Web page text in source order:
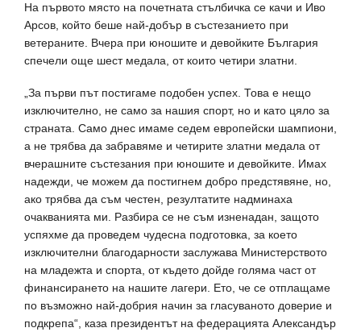
На първото място на почетната стълбичка се качи и Иво
Арсов, който беше най-добър в състезанието при
ветераните. Вчера при юношите и девойките България
спечели още шест медала, от които четири златни.
„За първи път постигаме подобен успех. Това е нещо
изключително, не само за нашия спорт, но и като цяло за
страната. Само днес имаме седем европейски шампиони,
а не трябва да забравяме и четирите златни медала от
вчерашните състезания при юношите и девойките. Имах
надежди, че можем да постигнем добро предстявяне, но,
ако трябва да съм честен, резултатите надминаха
очакванията ми. Разбира се не съм изненадан, защото
успяхме да проведем чудесна подготовка, за което
изключителни благодарности заслужава Министерството
на младежта и спорта, от където дойде голяма част от
финансирането на нашите лагери. Ето, че се отплащаме
по възможно най-добрия начин за гласуваното доверие и
подкрепа“, каза президентът на федерацията Александър